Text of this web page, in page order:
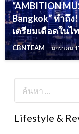
“AMBITION
Bangkok” ทำถึ
เตรียมเดือดในไ
CBNTEAM มกราคม
Lifestyle &